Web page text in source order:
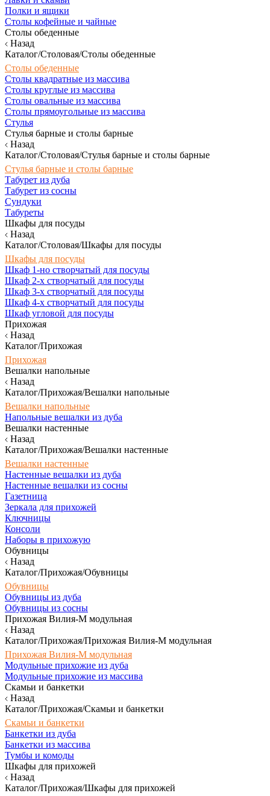
Полки и ящики
Столы кофейные и чайные
Столы обеденные
Назад
Каталог/Столовая/Столы обеденные
Столы обеденные
Столы квадратные из массива
Столы круглые из массива
Столы овальные из массива
Столы прямоугольные из массива
Стулья
Стулья барные и столы барные
Назад
Каталог/Столовая/Стулья барные и столы барные
Стулья барные и столы барные
Табурет из дуба
Табурет из сосны
Сундуки
Табуреты
Шкафы для посуды
Назад
Каталог/Столовая/Шкафы для посуды
Шкафы для посуды
Шкаф 1-но створчатый для посуды
Шкаф 2-х створчатый для посуды
Шкаф 3-х створчатый для посуды
Шкаф 4-х створчатый для посуды
Шкаф угловой для посуды
Прихожая
Назад
Каталог/Прихожая
Прихожая
Вешалки напольные
Назад
Каталог/Прихожая/Вешалки напольные
Вешалки напольные
Напольные вешалки из дуба
Вешалки настенные
Назад
Каталог/Прихожая/Вешалки настенные
Вешалки настенные
Настенные вешалки из дуба
Настенные вешалки из сосны
Газетница
Зеркала для прихожей
Ключницы
Консоли
Наборы в прихожую
Обувницы
Назад
Каталог/Прихожая/Обувницы
Обувницы
Обувницы из дуба
Обувницы из сосны
Прихожая Вилия-М модульная
Назад
Каталог/Прихожая/Прихожая Вилия-М модульная
Прихожая Вилия-М модульная
Модульные прихожие из дуба
Модульные прихожие из массива
Скамьи и банкетки
Назад
Каталог/Прихожая/Скамьи и банкетки
Скамьи и банкетки
Банкетки из дуба
Банкетки из массива
Тумбы и комоды
Шкафы для прихожей
Назад
Каталог/Прихожая/Шкафы для прихожей